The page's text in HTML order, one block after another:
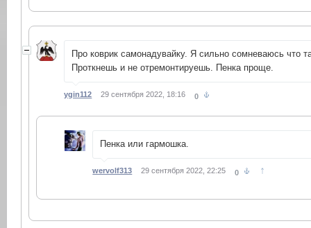
Про коврик самонадувайку. Я сильно сомневаюсь что
Проткнешь и не отремонтируешь. Пенка проще.
ygin112 29 сентября 2022, 18:16 0
Пенка или гармошка.
wervolf313 29 сентября 2022, 22:25 0 ↑